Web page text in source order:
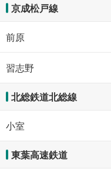
京成松戸線
前原
習志野
北総鉄道北総線
小室
東葉高速鉄道